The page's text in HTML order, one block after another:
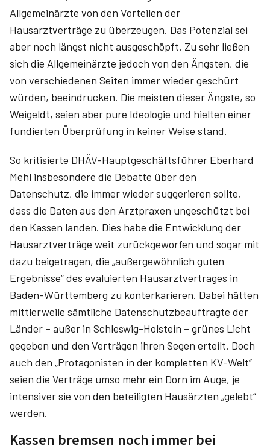
Allgemeinärzte von den Vorteilen der
Hausarztverträge zu überzeugen. Das Potenzial sei
aber noch längst nicht ausgeschöpft. Zu sehr ließen
sich die Allgemeinärzte jedoch von den Ängsten, die
von verschiedenen Seiten immer wieder geschürt
würden, beeindrucken. Die meisten dieser Ängste, so
Weigeldt, seien aber pure Ideologie und hielten einer
fundierten Überprüfung in keiner Weise stand.
So kritisierte DHÄV-Hauptgeschäftsführer Eberhard
Mehl insbesondere die Debatte über den
Datenschutz, die immer wieder suggerieren sollte,
dass die Daten aus den Arztpraxen ungeschützt bei
den Kassen landen. Dies habe die Entwicklung der
Hausarztverträge weit zurückgeworfen und sogar mit
dazu beigetragen, die „außergewöhnlich guten
Ergebnisse“ des evaluierten Hausarztvertrages in
Baden-Württemberg zu konterkarieren. Dabei hätten
mittlerweile sämtliche Datenschutzbeauftragte der
Länder – außer in Schleswig-Holstein – grünes Licht
gegeben und den Verträgen ihren Segen erteilt. Doch
auch den „Protagonisten in der kompletten KV-Welt“
seien die Verträge umso mehr ein Dorn im Auge, je
intensiver sie von den beteiligten Hausärzten „gelebt“
werden.
Kassen bremsen noch immer bei